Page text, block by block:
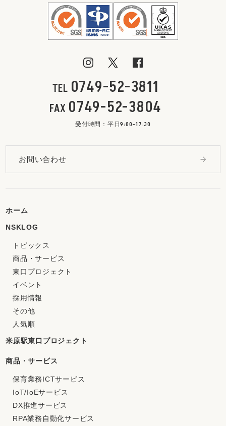
TEL 0749-52-3811
FAX 0749-52-3804
受付時間：平日9:00-17:30
お問い合わせ
ホーム
NSKLOG
トピックス
商品・サービス
東口プロジェクト
イベント
採用情報
その他
人気順
米原駅東口プロジェクト
商品・サービス
保育業務ICTサービス
IoT/IoEサービス
DX推進サービス
RPA業務自動化サービス